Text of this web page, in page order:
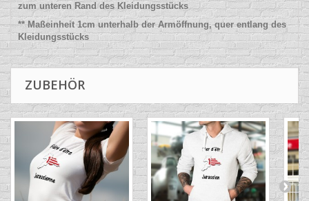
zum unteren Rand des Kleidungsstücks
** Maßeinheit 1cm unterhalb der Armöffnung, quer entlang des
Kleidungsstücks
ZUBEHÖR